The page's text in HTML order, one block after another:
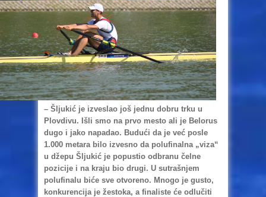
– Šljukić je izveslao još jednu dobru trku u
Plovdivu. Išli smo na prvo mesto ali je Belorus
dugo i jako napadao. Budući da je već posle
1.000 metara bilo izvesno da polufinalna „viza“
u džepu Šljukić je popustio odbranu čelne
pozicije i na kraju bio drugi. U sutrašnjem
polufinalu biće sve otvoreno. Mnogo je gusto,
konkurencija je žestoka, a finaliste će odlučiti